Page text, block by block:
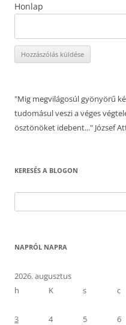
Honlap
"Mig megvilágosúl gyönyörű
tudomásul veszi a véges
ösztönöket idebent..." József
KERESÉS A BLOGON
NAPRÓL NAPRA
2026. augusztus
h
K s c
3
4 5 6